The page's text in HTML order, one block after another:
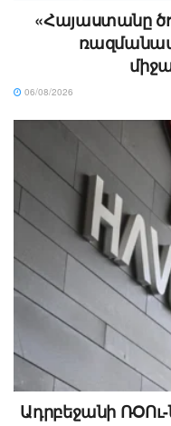
«Հայաստանը
06/08/2026
Ադրբեջանի